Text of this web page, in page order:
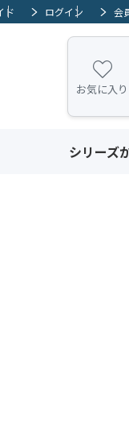
ド ログイン 会
お気に入り
シリーズ